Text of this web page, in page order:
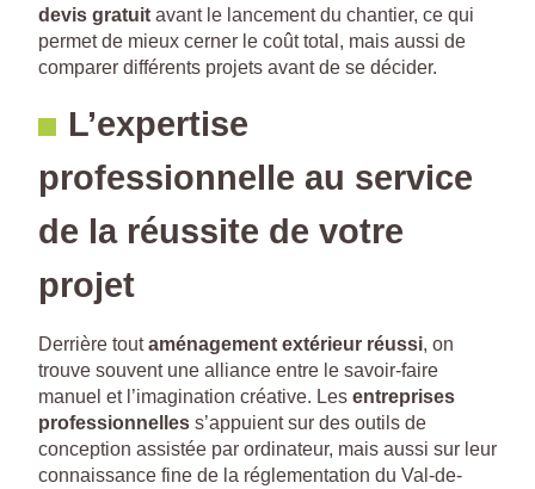
devis gratuit avant le lancement du chantier, ce qui
permet de mieux cerner le coût total, mais aussi de
comparer différents projets avant de se décider.
L’expertise
professionnelle au service
de la réussite de votre
projet
Derrière toutaménagement extérieur réussi, on
trouve souvent une alliance entre le savoir-faire
manuel et l’imagination créative. Les entreprises
professionnelles s’appuient sur des outils de
conception assistée par ordinateur, mais aussi sur leur
connaissance fine de la réglementation du Val-de-